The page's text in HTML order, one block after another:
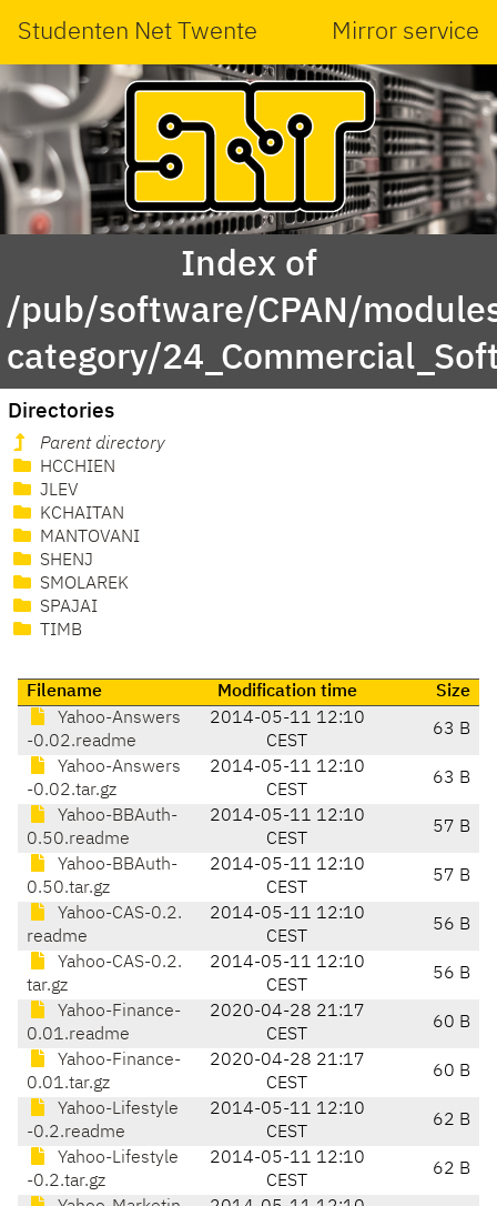
Studenten Net Twente Mirror service
Index of
/pub/software/CPAN/
category/
Directories
Parent directory
HCCHIEN
JLEV
KCHAITAN
MANTOVANI
SHENJ
SMOLAREK
SPAJAI
TIMB
Filename Modification time
Size
Yahoo-Answers
-0.02.readme
2014-05-11 12:10
CEST
63 B
Yahoo-Answers
-0.02.tar.gz
2014-05-11 12:10
CEST
63 B
Yahoo-BBAuth-
0.50.readme
2014-05-11 12:10
CEST
57 B
Yahoo-BBAuth-
0.50.tar.gz
2014-05-11 12:10
CEST
57 B
Yahoo-CAS-0.2.
readme
2014-05-11 12:10
CEST
56 B
Yahoo-CAS-0.2.
tar.gz
2014-05-11 12:10
CEST
56 B
Yahoo-Finance-
0.01.readme
2020-04-28 21:17
CEST
60 B
Yahoo-Finance-
0.01.tar.gz
2020-04-28 21:17
CEST
60 B
Yahoo-Lifestyle
-0.2.readme
2014-05-11 12:10
CEST
62 B
Yahoo-Lifestyle
-0.2.tar.gz
2014-05-11 12:10
CEST
62 B